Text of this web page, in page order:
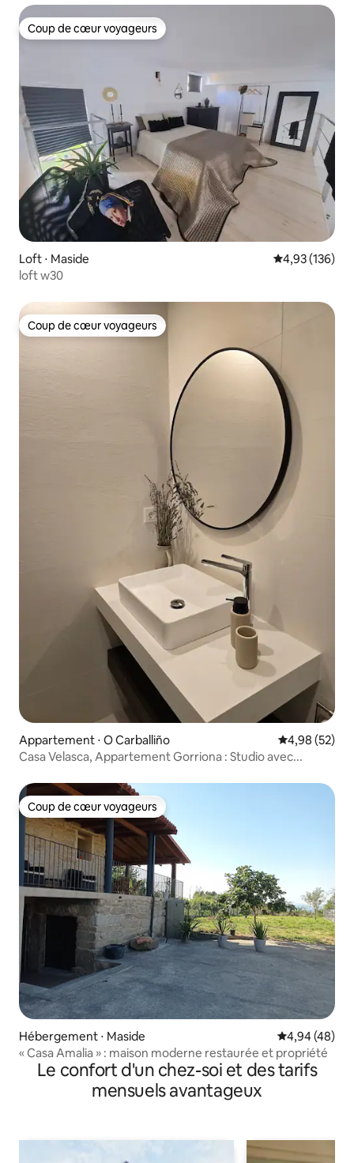
Coup de cœur voyageurs
Coup de cœur voyageurs
Loft ⋅ Maside Évaluation
4,93 (136)
loft w30
Coup de cœur voyageurs
Coup de cœur voyageurs
Appartement ⋅ O Carballiño Évaluation
4,98 (52)
Casa Velasca, Appartement Gorriona : Studio avec...
Coup de cœur voyageurs
Coup de cœur voyageurs
Hébergement ⋅ Maside Évaluation
4,94 (48)
« Casa Amalia » : maison moderne restaurée et propriété
Le confort d'un chez-soi et des tarifs
mensuels avantageux